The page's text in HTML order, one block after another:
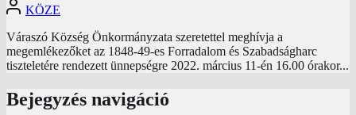
KÖZE
Váraszó Község Önkormányzata szeretettel meghívja a
megemlékezőket az 1848-49-es Forradalom és Szabadságharc
tiszteletére rendezett ünnepségre 2022. március 11-én 16.00 órakor...
Bejegyzés navigáció